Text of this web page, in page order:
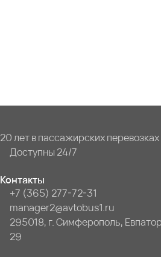
20 лет в пассажирских перевозках
Доступны 24/7
Контакты
+7 (365) 277-72-31
manager2@avtobus1.ru
295018, г. Симферополь,
29